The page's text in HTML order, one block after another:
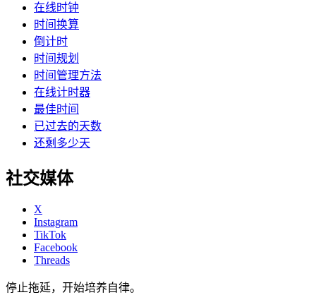
在线时钟
时间换算
倒计时
时间规划
时间管理方法
在线计时器
最佳时间
已过去的天数
还剩多少天
社交媒体
X
Instagram
TikTok
Facebook
Threads
停止拖延，开始培养自律。